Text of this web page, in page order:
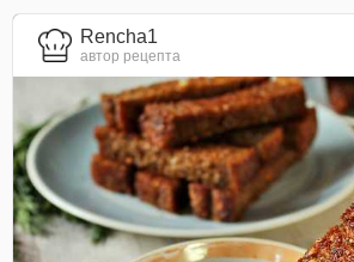
Rencha1
автор рецепта